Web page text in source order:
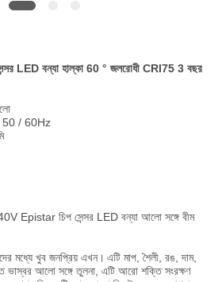
LED বন্যা হাল্কা 60 ° জলরোধী CRI75 3 বছর
50 / 60Hz
চিপ সেন্সর LED বন্যা আলো সঙ্গে বীম
মধ্যে খুব জনপ্রিয় এখন। এটি মাপ, শৈলী, রঙ, দাম,
ভাস্বর আলো সঙ্গে তুলনা, এটি আরো শক্তি সংরক্ষণ